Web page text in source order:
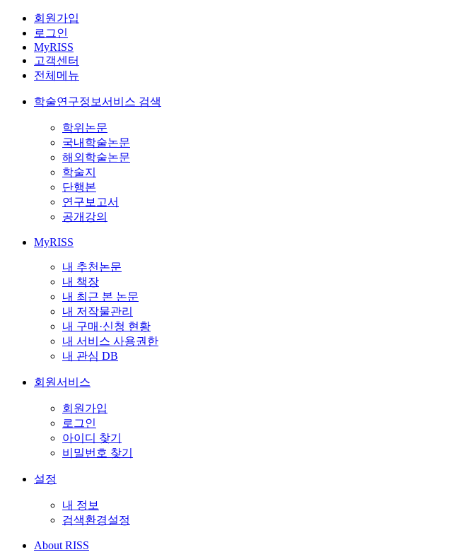
회원가입
로그인
MyRISS
고객센터
전체메뉴
학술연구정보서비스 검색
학위논문
국내학술논문
해외학술논문
학술지
단행본
연구보고서
공개강의
MyRISS
내 추천논문
내 책장
내 최근 본 논문
내 저작물관리
내 구매·신청 현황
내 서비스 사용권한
내 관심 DB
회원서비스
회원가입
로그인
아이디 찾기
비밀번호 찾기
설정
내 정보
검색환경설정
About RISS